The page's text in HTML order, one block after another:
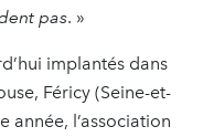
pas. »
implantés dans
Féricy (Seine-et-
année, l’association